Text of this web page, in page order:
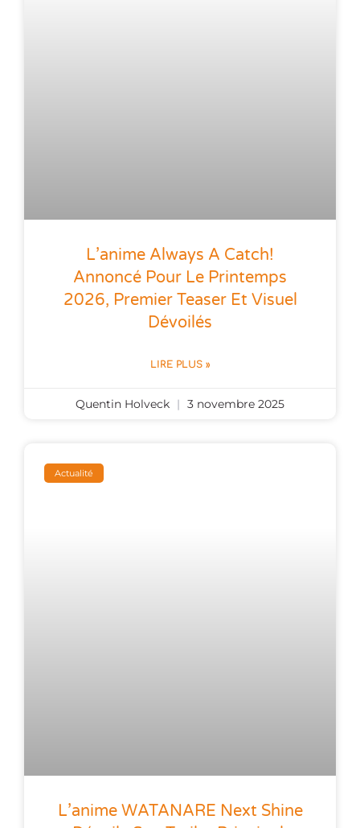
L’anime Always A Catch!
Annoncé Pour Le Printemps
2026, Premier Teaser Et Visuel
Dévoilés
LIRE PLUS »
Quentin Holveck 3 novembre 2025
Actualité
L’anime WATANARE Next Shine